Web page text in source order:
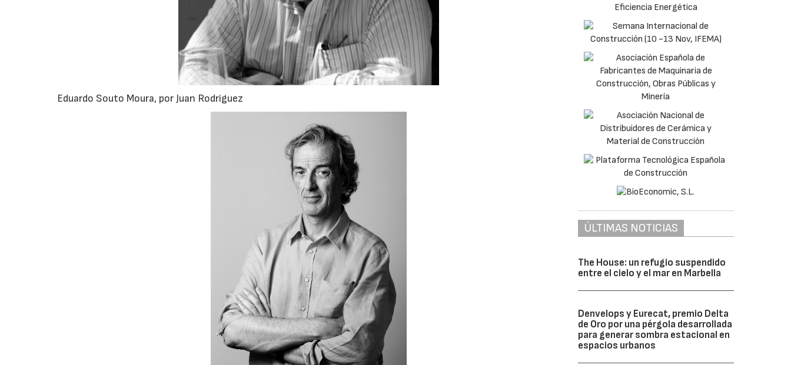
Eduardo Souto Moura, por Juan Rodriguez
ÚLTIMAS NOTICIAS
The House: un refugio suspendido
entre el cielo y el mar en Marbella
Denvelops y Eurecat, premio Delta
de Oro por una pérgola desarrollada
para generar sombra estacional en
espacios urbanos